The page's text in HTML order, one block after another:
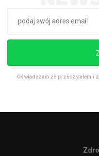
Oświadczam że przeczytałem i